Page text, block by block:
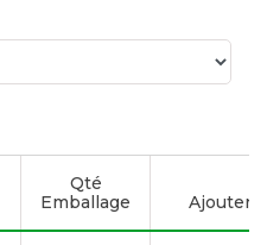
Qté
Emballage
Ajouter